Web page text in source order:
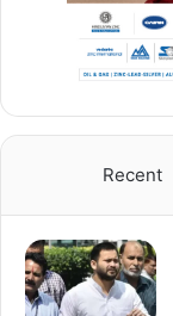
Recent